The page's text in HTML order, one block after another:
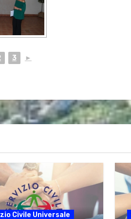
3 ►
Civile Universale